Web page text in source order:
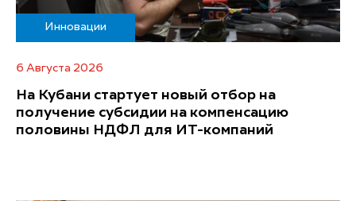
Инновации
6 Августа 2026
На Кубани стартует новый отбор на
получение субсидии на компенсацию
половины НДФЛ для ИT-компаний